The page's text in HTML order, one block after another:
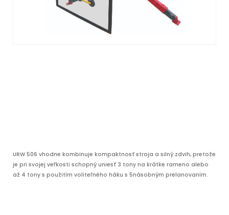
URW 506 vhodne kombinuje kompaktnosť stroja a silný zdvih, pretože
je pri svojej veľkosti schopný uniesť 3 tony na krátke rameno alebo
až 4 tony s použitím voliteľného háku s 5násobným prelanovaním.